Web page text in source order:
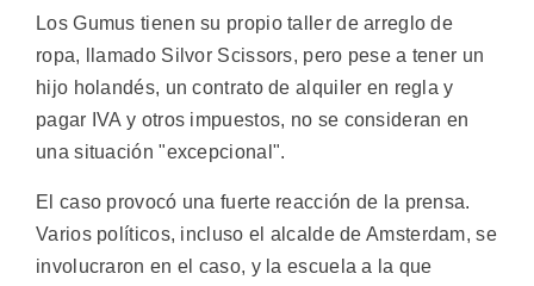
Los Gumus tienen su propio taller de arreglo de
ropa, llamado Silvor Scissors, pero pese a tener un
hijo holandés, un contrato de alquiler en regla y
pagar IVA y otros impuestos, no se consideran en
una situación "excepcional".
El caso provocó una fuerte reacción de la prensa.
Varios políticos, incluso el alcalde de Amsterdam, se
involucraron en el caso, y la escuela a la que